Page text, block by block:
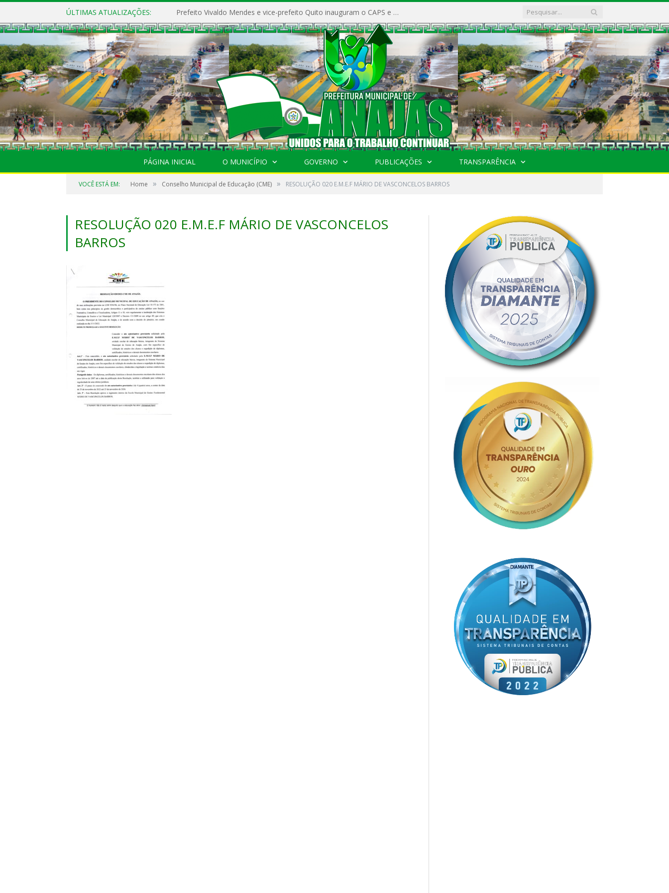
ÚLTIMAS ATUALIZAÇÕES: Prefeito Vivaldo Mendes e vice-prefeito Quito inauguram o CAPS e fortalecem a saúde pública em Anajás.
PÁGINA INICIAL O MUNICÍPIO GOVERNO PUBLICAÇÕES TRANSPARÊNCIA
VOCÊ ESTÁ EM: Home » Conselho Municipal de Educação (CME) » RESOLUÇÃO 020 E.M.E.F MÁRIO DE VASCONCELOS BARROS
RESOLUÇÃO 020 E.M.E.F MÁRIO DE VASCONCELOS
BARROS